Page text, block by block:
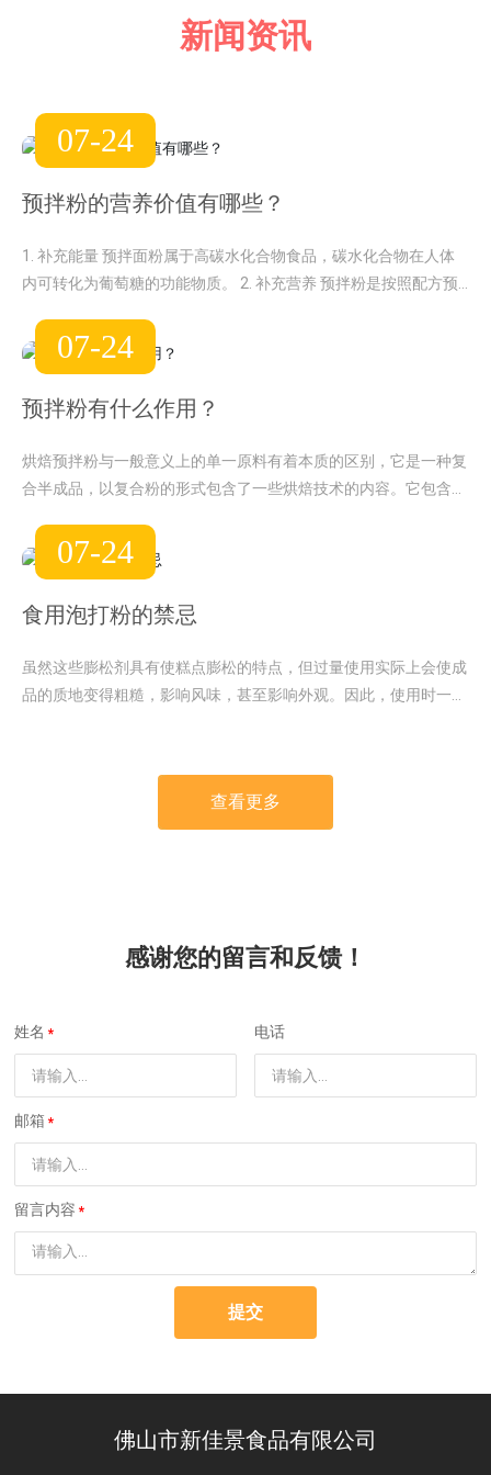
新闻资讯
07-24
预拌粉的营养价值有哪些？
1. 补充能量 预拌面粉属于高碳水化合物食品，碳水化合物在人体
内可转化为葡萄糖的功能物质。 2. 补充营养 预拌粉是按照配方预
07-24
预拌粉有什么作用？
烘焙预拌粉与一般意义上的单一原料有着本质的区别，它是一种复
合半成品，以复合粉的形式包含了一些烘焙技术的内容。它包含了
和简单粗俗的形式呈现给烘焙者。它不是一般的原材料。预混粉是
生产商将众多复杂的食品原料进行混合的一种专业方式，目的是降
07-24
食用泡打粉的禁忌
虽然这些膨松剂具有使糕点膨松的特点，但过量使用实际上会使成
品的质地变得粗糙，影响风味，甚至影响外观。因此，使用时一定
查看更多
感谢您的留言和反馈！
姓名 电话
邮箱
留言内容
提交
佛山市新佳景食品有限公司